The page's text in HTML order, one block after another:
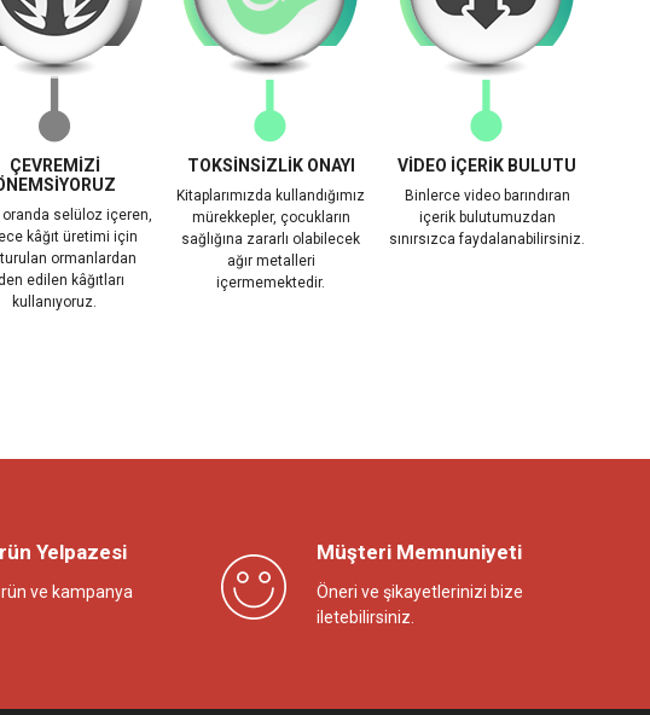
ÇEVREMİZİ
oranda selüloz içeren,
kâğıt üretimi için
ormanlardan
edilen kâğıtları
kullanıyoruz.
TOKSİNSİZLİK ONAYI
Kitaplarımızda kullandığımız
mürekkepler, çocukların
sağlığına zararlı olabilecek
ağır metalleri
içermemektedir.
VİDEO İÇERİK BULUTU
Binlerce video barındıran
içerik bulutumuzdan
sınırsızca faydalanabilirsiniz.
Yelpazesi
ve kampanya
Müşteri Memnuniyeti
Öneri ve şikayetlerinizi bize
iletebilirsiniz.